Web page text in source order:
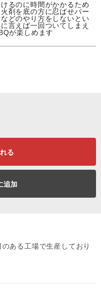
るのに時間がかかるため
剤を底の方に忍ばせバー
どのやり方をしないとい
言えば一回ついてしまえ
が楽しめます
る
追加
ある工場で生産しており